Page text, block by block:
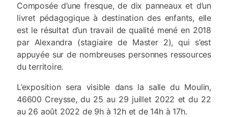
Composée d’une fresque, de dix panneaux et d’un
livret pédagogique à destination des enfants, elle
est le résultat d’un travail de qualité mené en 2018
par Alexandra (stagiaire de Master 2), qui s’est
appuyée sur de nombreuses personnes ressources
du territoire.
L’exposition sera visible dans la salle du Moulin,
46600 Creysse, du 25 au 29 juillet 2022 et du 22
au 26 août 2022 de 9h à 12h et de 14h à 17h.